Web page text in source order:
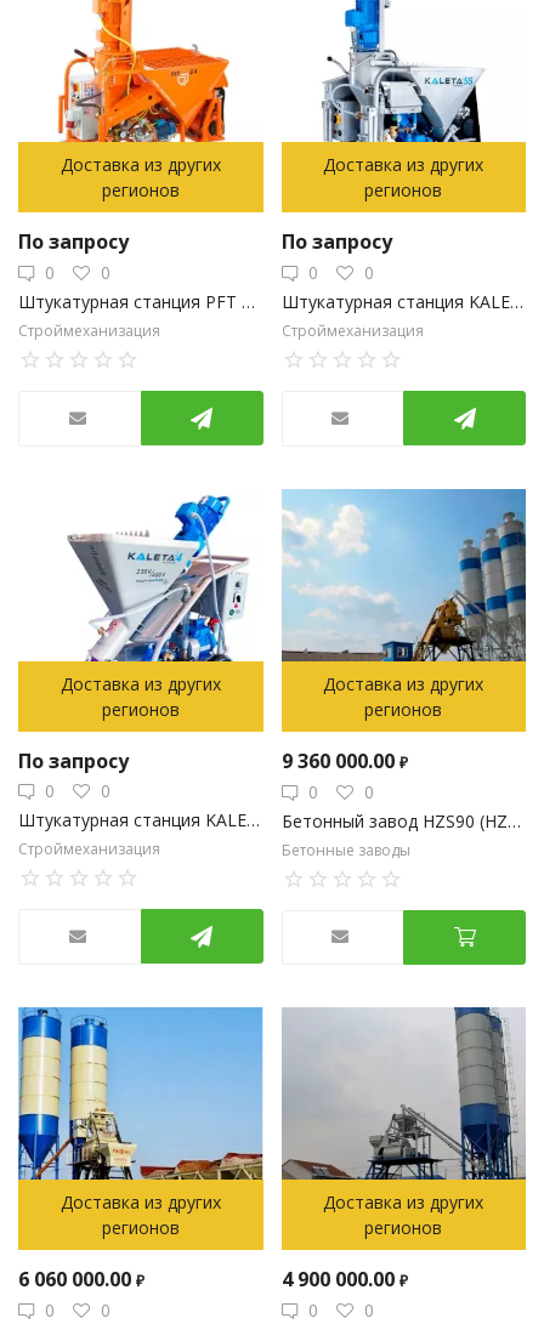
Доставка из других
регионов
По запросу
0
0
Штукатурная станция PFT G4 FU 230/400 с насосом
Строймеханизация
Доставка из других
регионов
По запросу
0
0
Штукатурная станция KALETA A-5 SUPER
Строймеханизация
Доставка из других
регионов
По запросу
0
0
Штукатурная станция KALETA-4 230/400 Multivoltage
Строймеханизация
Доставка из других
регионов
9 360 000.00 ₽
0
0
Бетонный завод HZS90 (HZS80, HZS75)
Бетонные заводы
Доставка из других
регионов
6 060 000.00 ₽
0
0
Доставка из других
регионов
4 900 000.00 ₽
0
0